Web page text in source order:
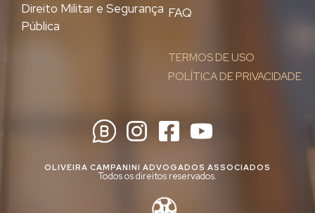
FAQ
TERMOS DE USO
POLÍTICA DE PRIVACIDADE
Direito Militar e Segurança
Pública
OLIVEIRA CAMPANINI ADVOGADOS ASSOCIADOS
Todos os direitos reservados.